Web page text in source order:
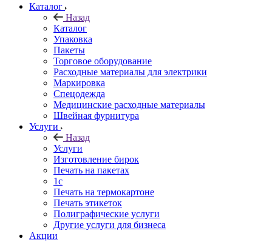
Каталог
Назад
Каталог
Упаковка
Пакеты
Торговое оборудование
Расходные материалы для электрики
Маркировка
Спецодежда
Медицинские расходные материалы
Швейная фурнитура
Услуги
Назад
Услуги
Изготовление бирок
Печать на пакетах
1c
Печать на термокартоне
Печать этикеток
Полиграфические услуги
Другие услуги для бизнеса
Акции